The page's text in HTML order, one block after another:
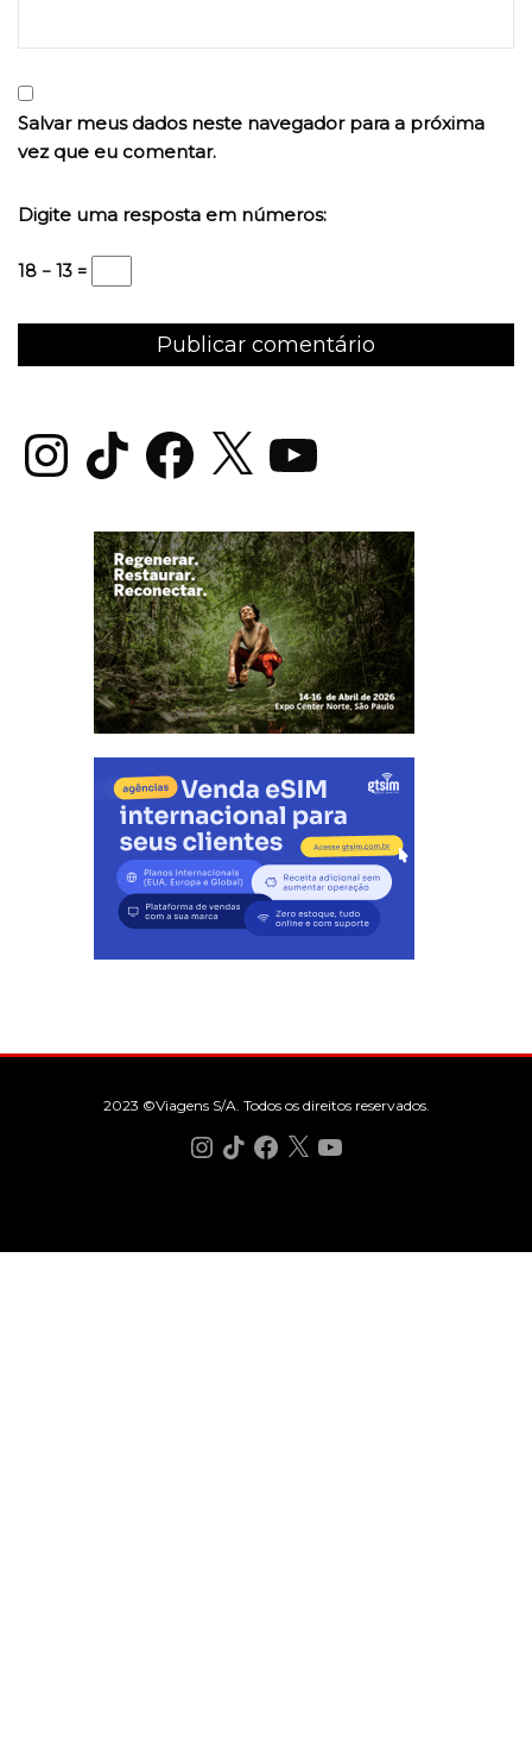
Salvar meus dados neste navegador para a próxima
vez que eu comentar.
Digite uma resposta em números:
18 − 13 =
InstagramTikTok Facebook
X YouTube
2023 ©Viagens S/A. Todos os direitos reservados.
Instagram
TikTokFacebook
X YouTube